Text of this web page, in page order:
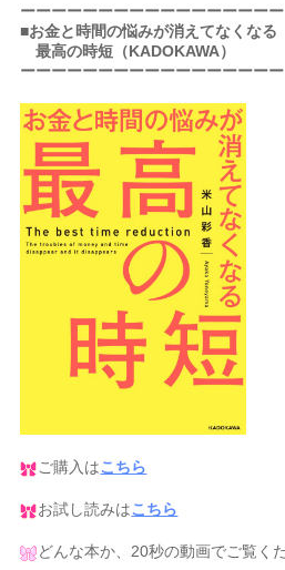
ーーーーーーーーーーーーーーーーー
■お金と時間の悩みが消えてなくなる
最高の時短（KADOKAWA）
ーーーーーーーーーーーーーーーーー
ご購入はこちら
お試し読みはこちら
どんな本か、20秒の動画でご覧く